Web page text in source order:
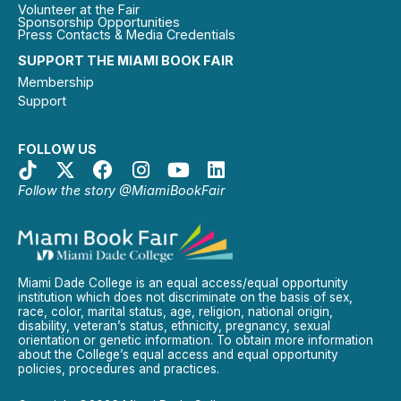
SUPPORT THE MIAMI BOOK FAIR
Membership
Support
FOLLOW US
Follow the story @MiamiBookFair
Volunteer at the Fair
Sponsorship Opportunities
Press Contacts & Media Credentials
Miami Dade College is an equal access/equal opportunity
institution which does not discriminate on the basis of sex,
race, color, marital status, age, religion, national origin,
disability, veteran’s status, ethnicity, pregnancy, sexual
orientation or genetic information. To obtain more information
about the College’s equal access and equal opportunity
policies, procedures and practices.